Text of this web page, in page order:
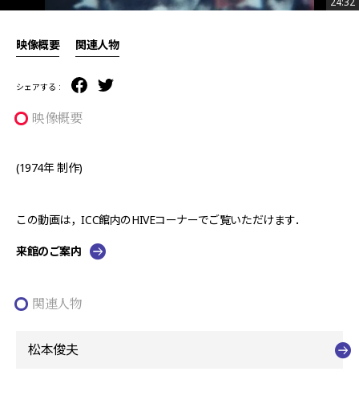
映像概要 関連人物
シェアする :
映像概要
(1974年 制作)
この動画は，ICC館内のHIVEコーナーでご覧いただけます．
来館のご案内
関連人物
松本俊夫